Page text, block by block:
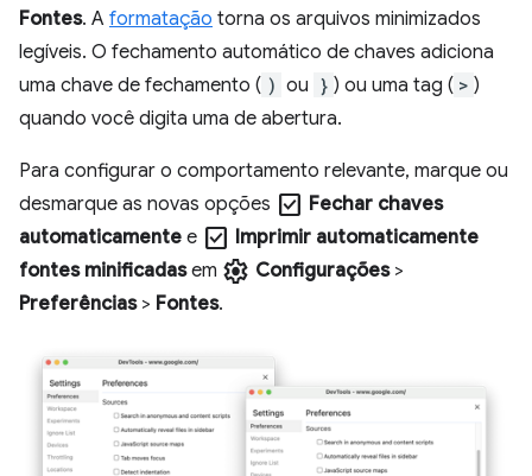
Fontes. A formatação torna os arquivos minimizados
legíveis. O fechamento automático de chaves adiciona
uma chave de fechamento ( ) ou } ) ou uma tag ( > )
quando você digita uma de abertura.
Para configurar o comportamento relevante, marque ou
desmarque as novas opções check_box Fechar chaves
automaticamente e check_box Imprimir automaticamente
fontes minificadasem settings Configurações>
Preferências> Fontes.